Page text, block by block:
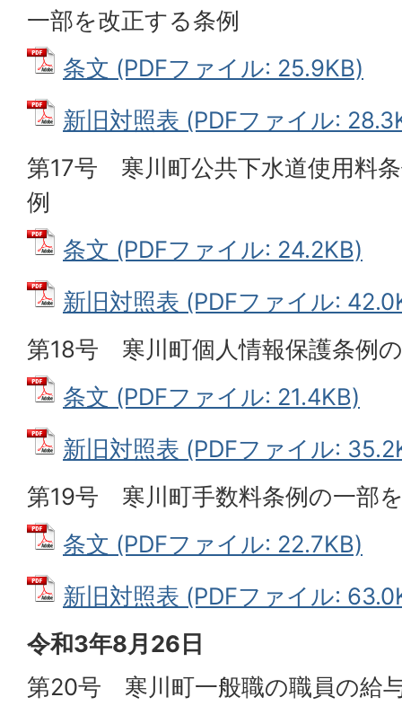
一部を改正する条例
条文 (PDFファイル: 25.9KB)
新旧対照表 (PDFファイル:
第17号 寒川町公共下水道使用料
例
条文 (PDFファイル: 24.2KB)
新旧対照表 (PDFファイル:
第18号 寒川町個人情報保護条例
条文 (PDFファイル: 21.4KB)
新旧対照表 (PDFファイル:
第19号 寒川町手数料条例の一部
条文 (PDFファイル: 22.7KB)
新旧対照表 (PDFファイル:
令和3年8月26日
第20号 寒川町一般職の職員の給